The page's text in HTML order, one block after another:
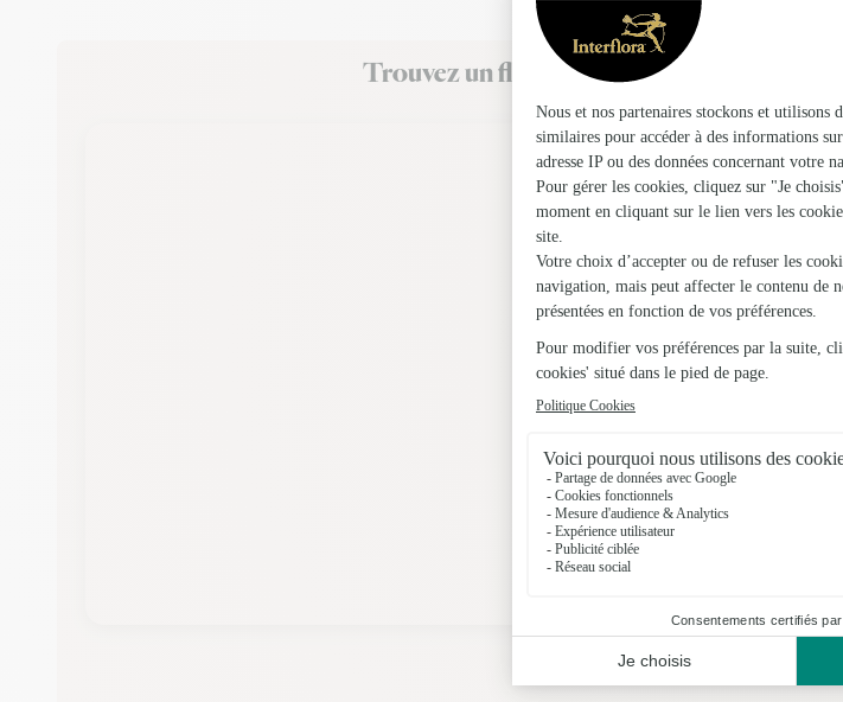
Trouvez un fleuriste Interflora à
Nos fleuristes à